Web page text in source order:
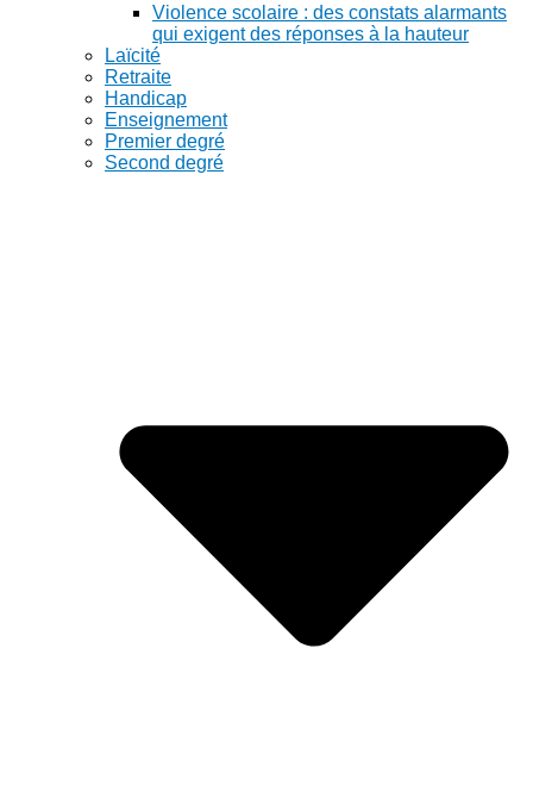
Violence scolaire : des constats alarmants
qui exigent des réponses à la hauteur
Laïcité
Retraite
Handicap
Enseignement
Premier degré
Second degré